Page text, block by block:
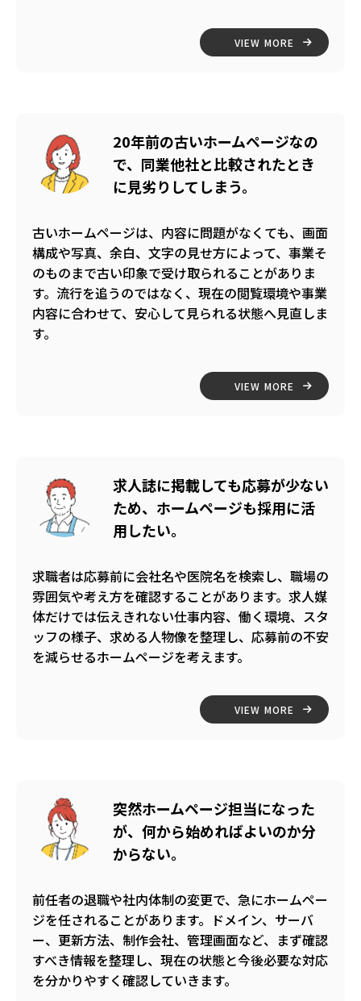
VIEW MORE
20年前の古いホームページなの
で、同業他社と比較されたとき
に見劣りしてしまう。
古いホームページは、内容に問題がなくても、画面
構成や写真、余白、文字の見せ方によって、事業そ
のものまで古い印象で受け取られることがありま
す。流行を追うのではなく、現在の閲覧環境や事業
内容に合わせて、安心して見られる状態へ見直しま
す。
VIEW MORE
求人誌に掲載しても応募が少ない
ため、ホームページも採用に活
用したい。
求職者は応募前に会社名や医院名を検索し、職場の
雰囲気や考え方を確認することがあります。求人媒
体だけでは伝えきれない仕事内容、働く環境、スタ
ッフの様子、求める人物像を整理し、応募前の不安
を減らせるホームページを考えます。
VIEW MORE
突然ホームページ担当になった
が、何から始めればよいのか分
からない。
前任者の退職や社内体制の変更で、急にホームペー
ジを任されることがあります。ドメイン、サーバ
ー、更新方法、制作会社、管理画面など、まず確認
すべき情報を整理し、現在の状態と今後必要な対応
を分かりやすく確認していきます。